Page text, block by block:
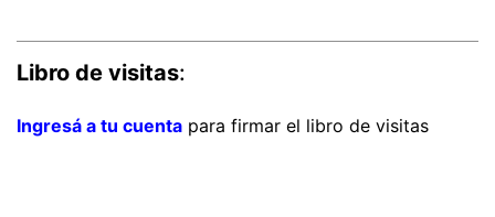
Libro de visitas:
Ingresá a tu cuenta para firmar el libro de visitas